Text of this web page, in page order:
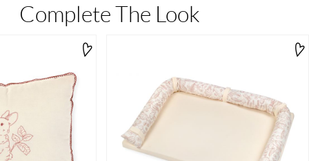
Complete The Look